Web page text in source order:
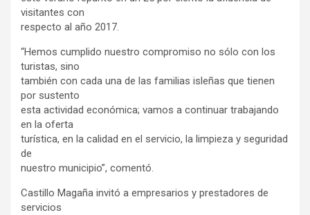
visitantes con
respecto al año 2017.
“Hemos cumplido nuestro compromiso no sólo con los
turistas, sino
también con cada una de las familias isleñas que tienen
por sustento
esta actividad económica; vamos a continuar trabajando
en la oferta
turística, en la calidad en el servicio, la limpieza y seguridad
de
nuestro municipio”, comentó.
Castillo Magaña invitó a empresarios y prestadores de
servicios